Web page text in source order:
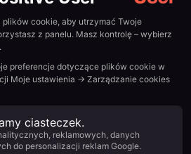
CRM do pełnego
sprzedażowym
Support Positive User jako